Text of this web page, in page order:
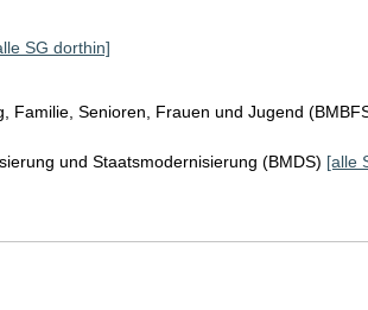
SG dorthin]
Familie, Senioren, Frauen und Jugend
und Staatsmodernisierung (BMDS) [alle